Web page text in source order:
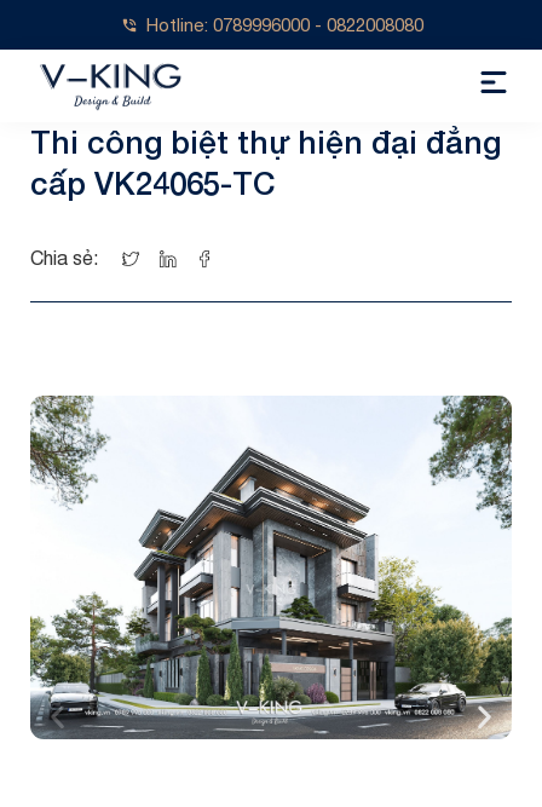
Hotline: 0789996000 - 0822008080
Thi công biệt thự hiện đại đẳng
cấp VK24065-TC
Chia sẻ: